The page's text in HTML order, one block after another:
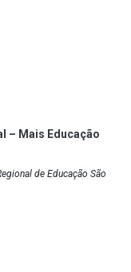
– Mais Educação
de Educação São